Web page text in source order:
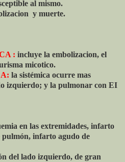
al mismo.
y muerte.
: incluye la embolizacion, el
micotico.
la sistémica ocurre mas
izquierdo; y la pulmonar con EI
en las extremidades, infarto
pulmón, infarto agudo de
del lado izquierdo, de gran